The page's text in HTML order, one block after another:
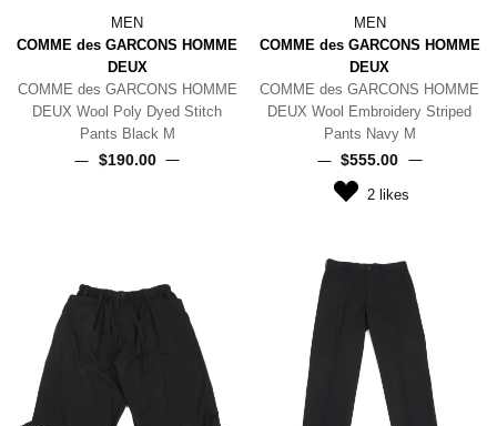
MEN
COMME des GARCONS HOMME
DEUX
COMME des GARCONS HOMME
DEUX Wool Poly Dyed Stitch
Pants Black M
$‌190.00
MEN
COMME des GARCONS HOMME
DEUX
COMME des GARCONS HOMME
DEUX Wool Embroidery Striped
Pants Navy M
$‌555.00
2 likes